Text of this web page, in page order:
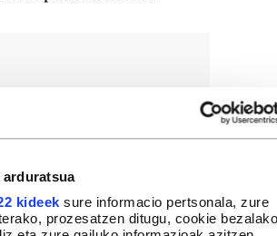
arduratsua
kideek sure informacio pertsonala, zure
prozesatzen ditugu, cookie bezalako